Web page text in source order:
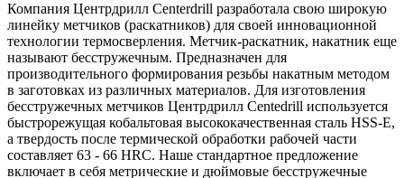
Компания Центрдрилл Centerdrill разработала свою широкую
линейку метчиков (раскатников) для своей инновационной
технологии термосверления. Метчик-раскатник, накатник еще
называют бесстружечным. Предназначен для
производительного формирования резьбы накатным методом
в заготовках из различных материалов. Для изготовления
бесстружечных метчиков Центрдрилл Centedrill используется
быстрорежущая кобальтовая высококачественная сталь HSS-E,
а твердость после термической обработки рабочей части
составляет 63 - 66 HRC. Наше стандартное предложение
включает в себя метрические и дюймовые бесстружечные